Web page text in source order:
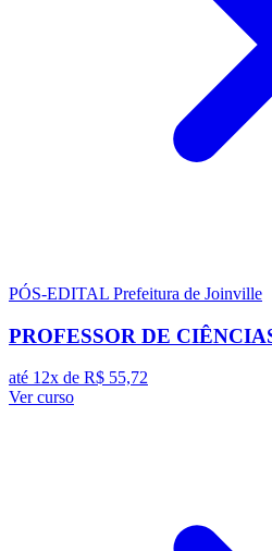
PÓS-EDITAL Prefeitura de Joinville
PROFESSOR DE
até 12x de R$ 55,72
Ver curso